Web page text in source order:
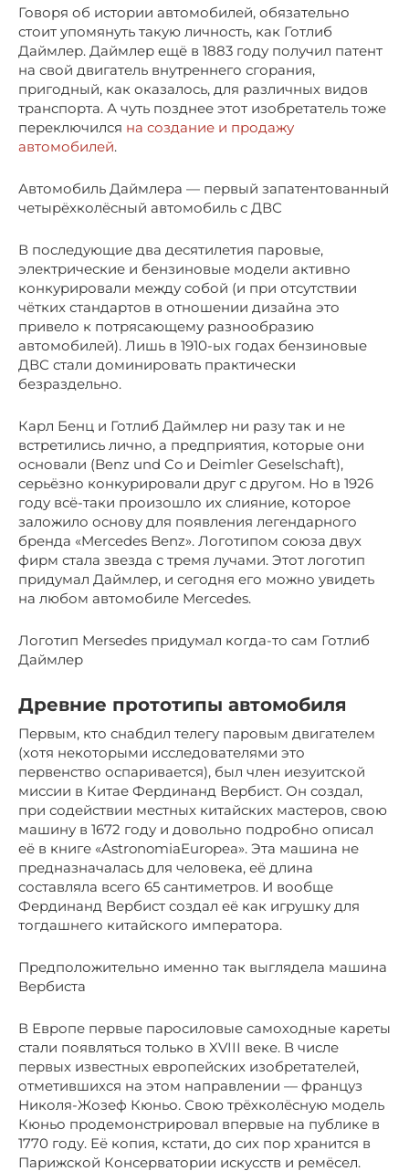
Говоря об истории автомобилей, обязательно
стоит упомянуть такую личность, как Готлиб
Даймлер. Даймлер ещё в 1883 году получил патент
на свой двигатель внутреннего сгорания,
пригодный, как оказалось, для различных видов
транспорта. А чуть позднее этот изобретатель тоже
переключился на создание и продажу
автомобилей.
Автомобиль Даймлера — первый запатентованный
четырёхколёсный автомобиль с ДВС
В последующие два десятилетия паровые,
электрические и бензиновые модели активно
конкурировали между собой (и при отсутствии
чётких стандартов в отношении дизайна это
привело к потрясающему разнообразию
автомобилей). Лишь в 1910-ых годах бензиновые
ДВС стали доминировать практически
безраздельно.
Карл Бенц и Готлиб Даймлер ни разу так и не
встретились лично, а предприятия, которые они
основали (Benz und Co и Deimler Geselschaft),
серьёзно конкурировали друг с другом. Но в 1926
году всё-таки произошло их слияние, которое
заложило основу для появления легендарного
бренда «Mercedes Benz». Логотипом союза двух
фирм стала звезда с тремя лучами. Этот логотип
придумал Даймлер, и сегодня его можно увидеть
на любом автомобиле Mercedes.
Логотип Mersedes придумал когда-то сам Готлиб
Даймлер
Древние прототипы автомобиля
Первым, кто снабдил телегу паровым двигателем
(хотя некоторыми исследователями это
первенство оспаривается), был член иезуитской
миссии в Китае Фердинанд Вербист. Он создал,
при содействии местных китайских мастеров, свою
машину в 1672 году и довольно подробно описал
её в книге «AstronomiaEuropea». Эта машина не
предназначалась для человека, её длина
составляла всего 65 сантиметров. И вообще
Фердинанд Вербист создал её как игрушку для
тогдашнего китайского императора.
Предположительно именно так выглядела машина
Вербиста
В Европе первые паросиловые самоходные кареты
стали появляться только в XVIII веке. В числе
первых известных европейских изобретателей,
отметившихся на этом направлении — француз
Николя-Жозеф Кюньо. Свою трёхколёсную модель
Кюньо продемонстрировал впервые на публике в
1770 году. Её копия, кстати, до сих пор хранится в
Парижской Консерватории искусств и ремёсел.